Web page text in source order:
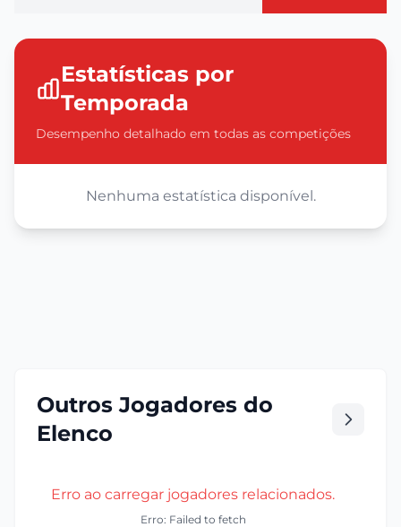
Estatísticas por
Temporada
Desempenho detalhado em todas as competições
Nenhuma estatística disponível.
Outros Jogadores do
Elenco
Erro ao carregar jogadores relacionados.
Erro: Failed to fetch